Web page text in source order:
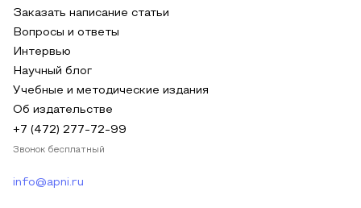
Заказать написание статьи
Вопросы и ответы
Интервью
Научный блог
Учебные и методические издания
Об издательстве
+7 (472) 277-72-99
Звонок бесплатный
info@apni.ru